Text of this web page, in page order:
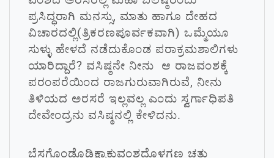
ಪ್ರಸಿದ್ಧರಾಗಿ ಮನಸ್ಸು, ಮಾತು ಹಾಗೂ ದೇಹದ
ವಿಚಾರದಲ್ಲಿ(ತ್ರಿಕರಣಪೂರ್ವಕವಾಗಿ) ಒಮ್ಮೆಯೂ
ಸುಳ್ಳು ಹೇಳದೆ ನಡೆದುಕೊಂಡ ಪರಾಕ್ರಮಶಾಲಿಗಳು
ಯಾರಿದ್ದಾರೆ? ವಸಿಷ್ಠನೇ ನೀನು ಆ ರಾಜವಂಶಕ್ಕೆ
ಪರಂಪರೆಯಿಂದ ರಾಜಗುರುವಾಗಿರುವೆ, ನೀನು
ತಿಳಿಯದ ಅರಸರೆ ಇಲ್ಲವಲ್ಲ ಎಂದು ಸ್ವರ್ಗಾಧಿಪತಿ
ದೇವೇಂದ್ರನು ವಸಿಷ್ಠನಲ್ಲಿ ಕೇಳಿದನು.
ಬೆಸಗೊಂಡೊಡಿಕ್ಷ್ವಾಕುವಂಶದೊಳಗಣ ಚತು